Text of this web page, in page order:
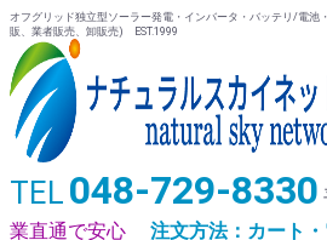
オフグリッド独立型ソーラー発電・インバータ・バッテリ/電池
販、業者販売、卸販売) EST.1999
TEL 048-729-8330
業直通で安心
注文方法：カート